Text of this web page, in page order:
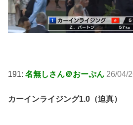
191: 名無しさん＠おーぷん 26/04/
カーインライジング1.0（迫真）